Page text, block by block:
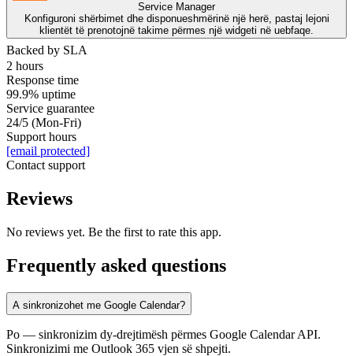
Service Manager
Konfiguroni shërbimet dhe disponueshmërinë një herë, pastaj lejoni
klientët të prenotojnë takime përmes një widgeti në uebfaqe.
Backed by SLA
2 hours
Response time
99.9% uptime
Service guarantee
24/5 (Mon-Fri)
Support hours
[email protected]
Contact support
Reviews
No reviews yet. Be the first to rate this app.
Frequently asked questions
A sinkronizohet me Google Calendar?
Po — sinkronizim dy-drejtimësh përmes Google Calendar API.
Sinkronizimi me Outlook 365 vjen së shpejti.